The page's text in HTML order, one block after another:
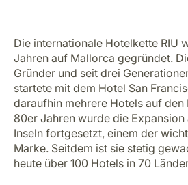
Die internationale Hotelkette RIU
Jahren auf Mallorca gegründet.
Gründer und seit drei
startete mit dem Hotel San
daraufhin mehrere Hotels auf den
80er Jahren wurde die
Inseln fortgesetzt, einem der
Marke. Seitdem ist sie stetig
heute über 100 Hotels in 70